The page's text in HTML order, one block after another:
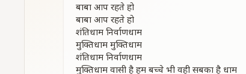
बाबा आप रहते हो
बाबा आप रहते हो
शंतिधाम निर्वाणधाम
मुक्तिधाम मुक्तिधाम
शंतिधाम निर्वाणधाम
मुक्तिधाम वासी है हम बच्चे भी वही सबका है धाम